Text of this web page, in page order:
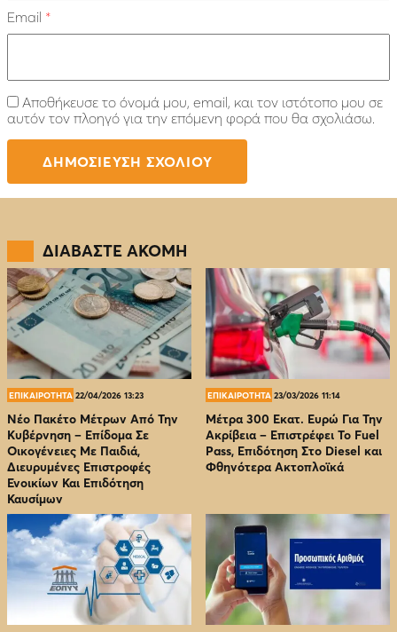
Email *
Αποθήκευσε το όνομά μου, email, και τον ιστότοπο μου σε
αυτόν τον πλοηγό για την επόμενη φορά που θα σχολιάσω.
ΔΙΑΒΑΣΤΕ ΑΚΟΜΗ
ΕΠΙΚΑΙΡΟΤΗΤΑ 22/04/2026 13:23
Νέο Πακέτο Μέτρων Από Την
Κυβέρνηση – Επίδομα Σε
Οικογένειες Με Παιδιά,
Διευρυμένες Επιστροφές
Ενοικίων Και Επιδότηση
Καυσίμων
ΕΠΙΚΑΙΡΟΤΗΤΑ 23/03/2026 11:14
Μέτρα 300 Εκατ. Ευρώ Για Την
Ακρίβεια – Επιστρέφει Το Fuel
Pass, Επιδότηση Στο Diesel και
Φθηνότερα Ακτοπλοϊκά